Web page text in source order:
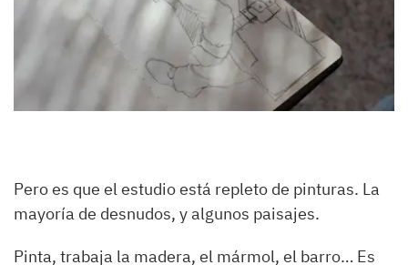
Pero es que el estudio está repleto de pinturas. La
mayoría de desnudos, y algunos paisajes.
Pinta, trabaja la madera, el mármol, el barro… Es